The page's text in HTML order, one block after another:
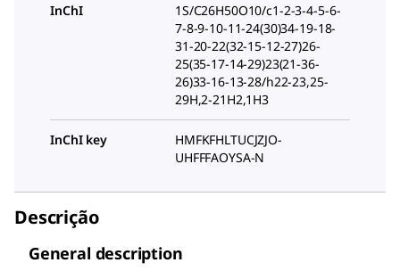
InChI
1S/C26H50O10/c1-2-3-4-5-6-
7-8-9-10-11-24(30)34-19-18-
31-20-22(32-15-12-27)26-
25(35-17-14-29)23(21-36-
26)33-16-13-28/h22-23,25-
29H,2-21H2,1H3
InChI key
HMFKFHLTUCJZJO-
UHFFFAOYSA-N
Descrição
General description